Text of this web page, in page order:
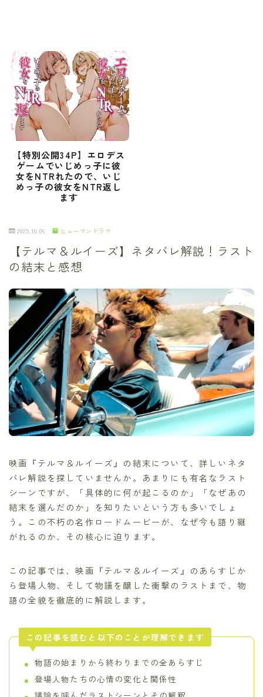
【特別公開34P】エロデス
ゲームでいじめっ子に彼
女をNTRれたので、いじ
めっ子の彼女をNTR返し
ます
2025.10.06 ヒューマンドラマ
【テルマ＆ルイーズ】ネタバレ解説！ラスト
の結末と感想
映画『テルマ＆ルイーズ』の結末について、詳しいネタ
バレ解説を探していませんか。あまりにも有名なラスト
シーンですが、「具体的に何が起こるのか」「なぜあの
結末を選んだのか」を知りたいという方も多いでしょ
う。この不朽の名作ロードムービーが、なぜ今も語り継
がれるのか、その核心に迫ります。
この記事では、映画『テルマ＆ルイーズ』のあらすじか
ら登場人物、そして物議を醸した衝撃のラストまで、物
語の全貌を徹底的に解説します。
この記事を読むと以下のことが理解できます
物語の始まりから終わりまでの全あらすじ
登場人物たちの心情の変化と関係性